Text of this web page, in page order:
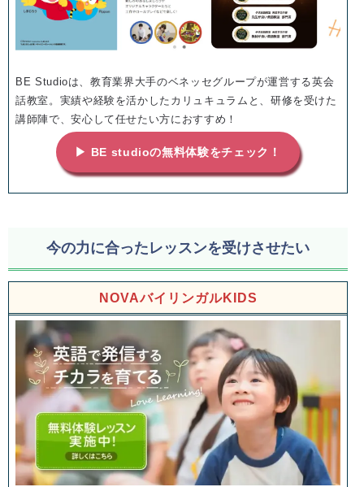
BE Studioは、教育業界大手のベネッセグループが運営する英会
話教室。実績や経験を活かしたカリュキュラムと、研修を受けた
講師陣で、安心して任せたい方におすすめ！
▶ BE studioの無料体験をチェック！
今の力に合ったレッスンを受けさせたい
NOVAバイリンガルKIDS